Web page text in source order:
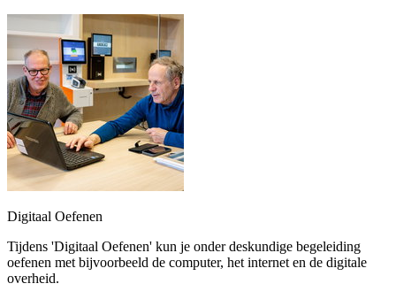
Digitaal Oefenen
Tijdens 'Digitaal Oefenen' kun je onder deskundige begeleiding
oefenen met bijvoorbeeld de computer, het internet en de digitale
overheid.